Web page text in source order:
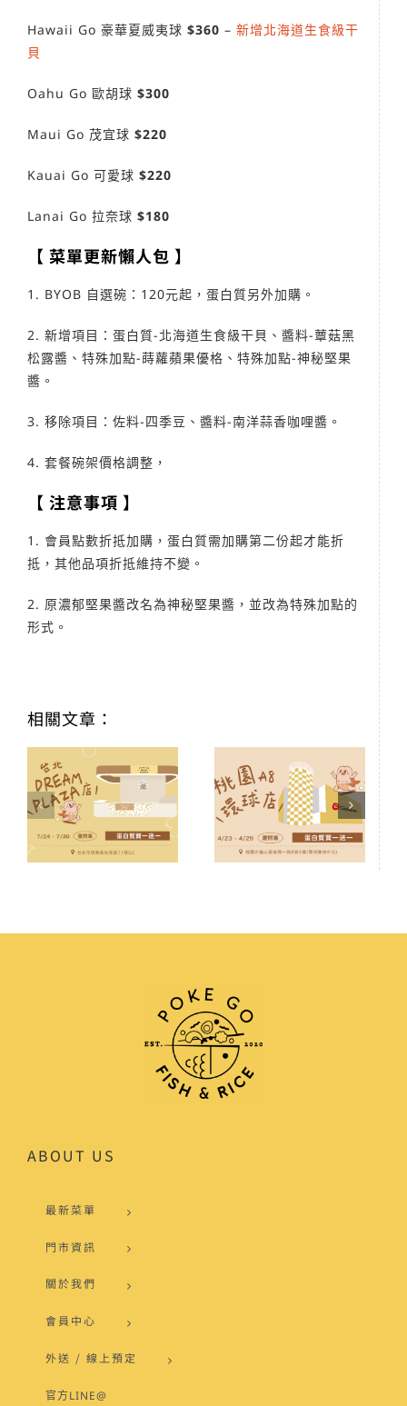
Hawaii Go 豪華夏威夷球 $360 – 新增北海道生食級干
貝
Oahu Go 歐胡球 $300
Maui Go 茂宜球 $220
Kauai Go 可愛球 $220
Lanai Go 拉奈球 $180
【 菜單更新懶人包 】
1. BYOB 自選碗：120元起，蛋白質另外加購。
2. 新增項目：蛋白質-北海道生食級干貝、醬料-蕈菇黑
松露醬、特殊加點-蒔蘿蘋果優格、特殊加點-神秘堅果
醬。
3. 移除項目：佐料-四季豆、醬料-南洋蒜香咖哩醬。
4. 套餐碗架價格調整，
【 注意事項 】
1. 會員點數折抵加購，蛋白質需加購第二份起才能折
抵，其他品項折抵維持不變。
2. 原濃郁堅果醬改名為神秘堅果醬，並改為特殊加點的
形式。
相關文章：
POKE GO 新
門市 ｜ 台北
DREAM
PLAZA我們來
了！
POKE GO 新
門市 ｜ 桃園
A8環球我們來
了！
ABOUT US
最新菜單
門市資訊
關於我們
會員中心
外送 / 線上預定
官方LINE@